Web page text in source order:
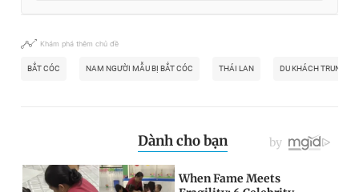
Khám phá thêm chủ đề
BẮT CÓC NAM NGƯỜI MẪU BỊ BẮT CÓC THÁI LAN DU KHÁCH TRUNG